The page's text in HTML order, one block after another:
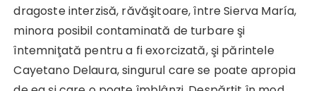
dragoste interzisă, răvăşitoare, între Sierva María,
minora posibil contaminată de turbare şi
întemniţată pentru a fi exorcizată, şi părintele
Cayetano Delaura, singurul care se poate apropia